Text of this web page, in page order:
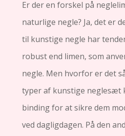
Er der en forskel på
naturlige negle? Ja, det er
til kunstige negle har
robust end limen, som
negle. Men hvorfor er det
typer af kunstige
binding for at sikre dem
ved dagligdagen. På den